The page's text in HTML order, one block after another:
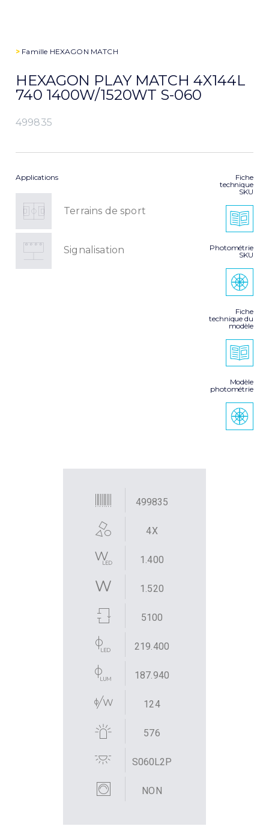
> Famille HEXAGON MATCH
HEXAGON PLAY MATCH 4X144L
740 1400W/1520WT S-060
499835
Applications
Terrains de sport
Signalisation
Fiche
technique
SKU
Photométrie
SKU
Fiche
technique du
modèle
Modèle
photométrie
499835
4X
1.400
1.520
5100
219.400
187.940
124
576
S060L2P
NON